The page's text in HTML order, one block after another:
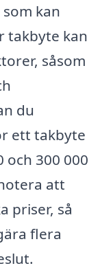
kan
takbyte kan
såsom
du
ett takbyte
och 300 000
att
priser, så
flera